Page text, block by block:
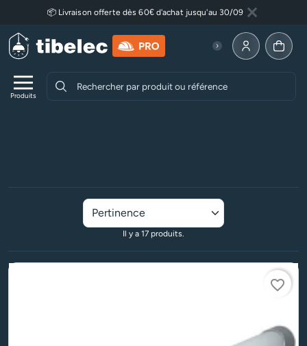
Aller au contenu principal
Lire plus
📦 Livraison offerte dès 60€ d'achat jusqu'au 30/09
Fermer
Produits
Allez à la
Il y a 17 produits.
favorite_border